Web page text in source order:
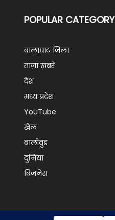
POPULAR CATEGORY
बालाघाट जिला
ताज़ा ख़बरें
देश
मध्य प्रदेश
YouTube
खेल
बालीवुड
दुनिया
बिजनेस